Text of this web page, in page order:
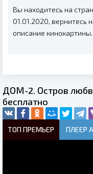
Вы находитесь на
01.01.2020, вернитесь
описание кинокартины.
ДОМ-2. Остров
бесплатно
ТОП ПРЕМЬЕР ПЛЕЕР